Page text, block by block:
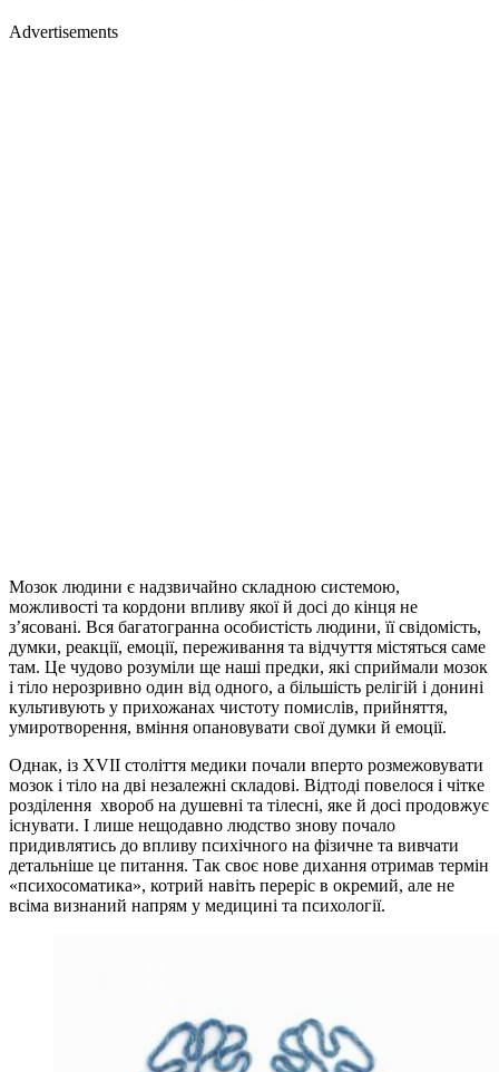
Advertisements
Мозок людини є надзвичайно складною системою,
можливості та кордони впливу якої й досі до кінця не
з’ясовані. Вся багатогранна особистість людини, її свідомість,
думки, реакції, емоції, переживання та відчуття містяться саме
там. Це чудово розуміли ще наші предки, які сприймали мозок
і тіло нерозривно один від одного, а більшість релігій і донині
культивують у прихожанах чистоту помислів, прийняття,
умиротворення, вміння опановувати свої думки й емоції.
Однак, із XVII століття медики почали вперто розмежовувати
мозок і тіло на дві незалежні складові. Відтоді повелося і чітке
розділення хвороб на душевні та тілесні, яке й досі продовжує
існувати. І лише нещодавно людство знову почало
придивлятись до впливу психічного на фізичне та вивчати
детальніше це питання. Так своє нове дихання отримав термін
«психосоматика», котрий навіть переріс в окремий, але не
всіма визнаний напрям у медицині та психології.